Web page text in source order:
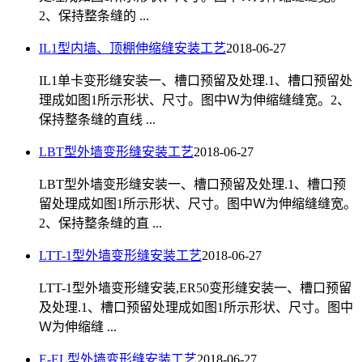
2、保持整条缝的 ...
IL1型内墙、顶棚伸缩缝安装工艺2018-06-27
IL1单卡变形缝安装一、槽口预留及处理.1、槽口预留处
理成如图1所示形状、尺寸。图中Ｗ为伸缩缝缝宽。2、
保持整条缝的直线 ...
LBT型外墙变形缝安装工艺2018-06-27
LBT型外墙变形缝安装一、槽口预留及处理.1、槽口预
留处理成如图1所示形状、尺寸。图中Ｗ为伸缩缝缝宽。
2、保持整条缝的直 ...
LTT-1型外墙变形缝安装工艺2018-06-27
LTT-1型外墙变形缝安装,ER50变形缝安装一、槽口预留
及处理.1、槽口预留处理成如图1所示形状、尺寸。图中
Ｗ为伸缩缝 ...
E-EL型外墙变形缝安装工艺2018-06-27